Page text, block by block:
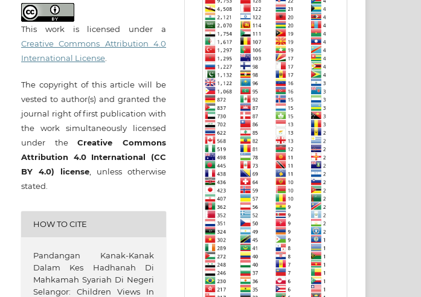
This work is licensed under a
Creative Commons Attribution 4.0
International License
The copyright of this article will be
vested to author(s) and granted the
journal right of first publication with
the work simultaneously licensed
under theCreative Commons
Attribution 4.0 International (CC
BY 4.0) license , unless otherwise
stated.
HOW TO CITE
Pandangan Kanak-Kanak
Dalam Kes Hadhanah Di
Mahkamah Syariah Di Negeri
Selangor: Children Views In